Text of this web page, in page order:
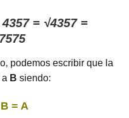
= √4357 =
podemos escribir que la
B siendo:
= A